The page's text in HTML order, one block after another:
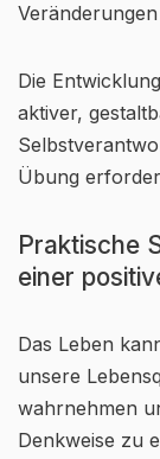
Die
aktiver,
Übung
Praktische
einer
Das Leben
unsere
wahrnehmen
Denkweise zu